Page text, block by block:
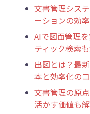
文書管理シス
ーションの効
AIで図面管理
ティック検索
出図とは？最
本と効率化の
文書管理の原
活かす価値も